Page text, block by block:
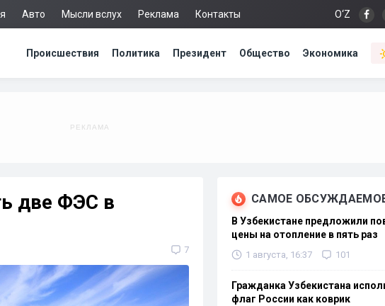
Авто Мысли вслух Реклама Контакты O‘Z
Происшествия Политика Президент Общество Экономика
две ФЭС в
7
САМОЕ
В Узбекистане предложили
цены на отопление в пять раз
1 августа, 16:37 101
Гражданка Узбекистана
флаг России как коврик